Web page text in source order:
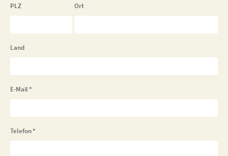
PLZ Ort
Land
E-Mail*
Telefon*